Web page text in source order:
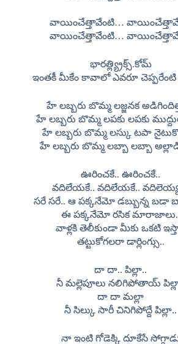
వాయించేత్తావేంటి…
వాయించేత్తావేంటి…
భారత్ల్య్రిక్స్.కోమ్
ఇంతకీ మీకేం కావాలో ఎవరూ చెప్పరేంటి
హే లబ్బరు బొమ్మ లజ్జనక
హే లబ్బరు బొమ్మ లపకు లపకు
హే లబ్బరు బొమ్మ లస్కు టపా
హే లబ్బరు బొమ్మ లబ్బా లబ్బా
ఊరించకే.. ఊరించకే..
వదిలేయకే.. వదిలేయకే..
సరే సరే.. ఆ పక్కనేమో డబ్బున్న బడా
ఈ పక్కనేమో రసిక
వాళ్లకి తెలీకుండా మీకు ఒకటి
తట్టుకోగలరా డార్లింగ్సు..
దా దా.. పిల్లా..
నీ మల్లెపూలు నలిగిపోతాయ్
దా దా మల్లా
నీ సిల్కు సారీ చినిగిపోద్దే పిల్లా..
నా ఇంటి గోడెక్కి దూకేసే